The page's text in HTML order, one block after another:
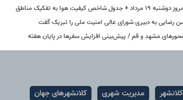
کیفیت هوا به تفکیک مناطق
رضایی به دبیری شورای عالی امنیت ملی را تبریک گفت
مشهد و قم / پیش‌بینی افزایش سفرها در پایان هفته
کلانشهر مدیریت شهری
کلانشهرهای جهان